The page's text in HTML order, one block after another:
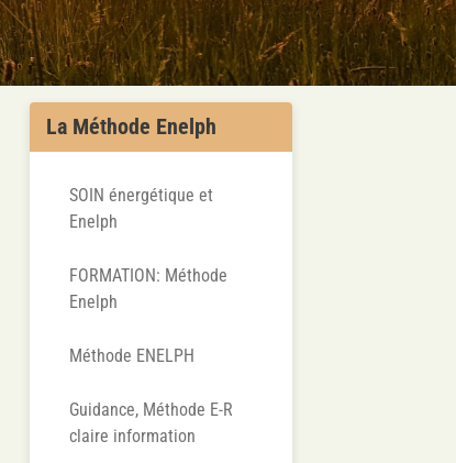
La Méthode Enelph
SOIN énergétique et
Enelph
FORMATION: Méthode
Enelph
Méthode ENELPH
Guidance, Méthode E-R
claire information